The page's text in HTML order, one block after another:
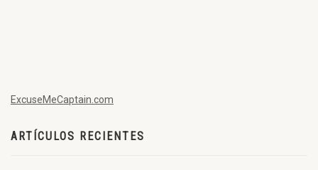
ExcuseMeCaptain.com
ARTÍCULOS RECIENTES